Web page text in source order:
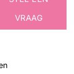
VRAAG